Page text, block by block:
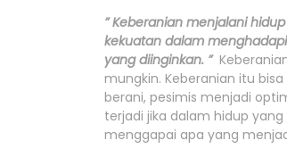
” Keberanian menjalani
kekuatan dalam
yang diinginkan. ”
mungkin. Keberanian itu
berani, pesimis menjadi
terjadi jika dalam hidup
menggapai apa yang